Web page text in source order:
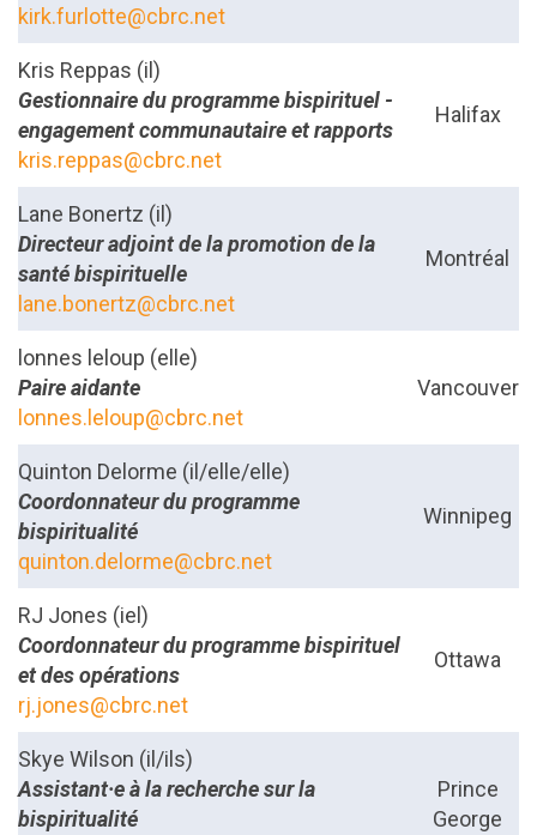
kirk.furlotte@cbrc.net
Kris Reppas (il)
Gestionnaire du programme bispirituel -
engagement communautaire et rapports
kris.reppas@cbrc.net
Halifax
Lane Bonertz (il)
Directeur adjoint de la promotion de la
santé bispirituelle
lane.bonertz@cbrc.net
Montréal
lonnes leloup (elle)
Paire aidante
lonnes.leloup@cbrc.net
Vancouver
Quinton Delorme (il/elle/elle)
Coordonnateur du programme
bispiritualité
quinton.delorme@cbrc.net
Winnipeg
RJ Jones (iel)
Coordonnateur du programme bispirituel
et des opérations
rj.jones@cbrc.net
Ottawa
Skye Wilson (il/ils)
Assistant·e à la recherche sur la
bispiritualité
Prince
George